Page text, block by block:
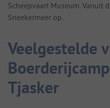
Scheepvaart Museum. Vanuit
Sneekermeer op.
Veelgestelde
Tjasker